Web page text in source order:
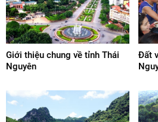
Giới thiệu chung về tỉnh Thái
Nguyên
Đất